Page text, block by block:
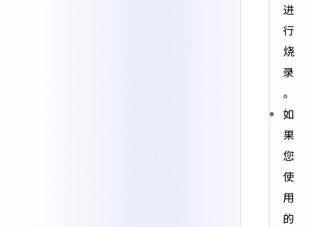
进
行
烧
录
。
如
果
您
使
用
的